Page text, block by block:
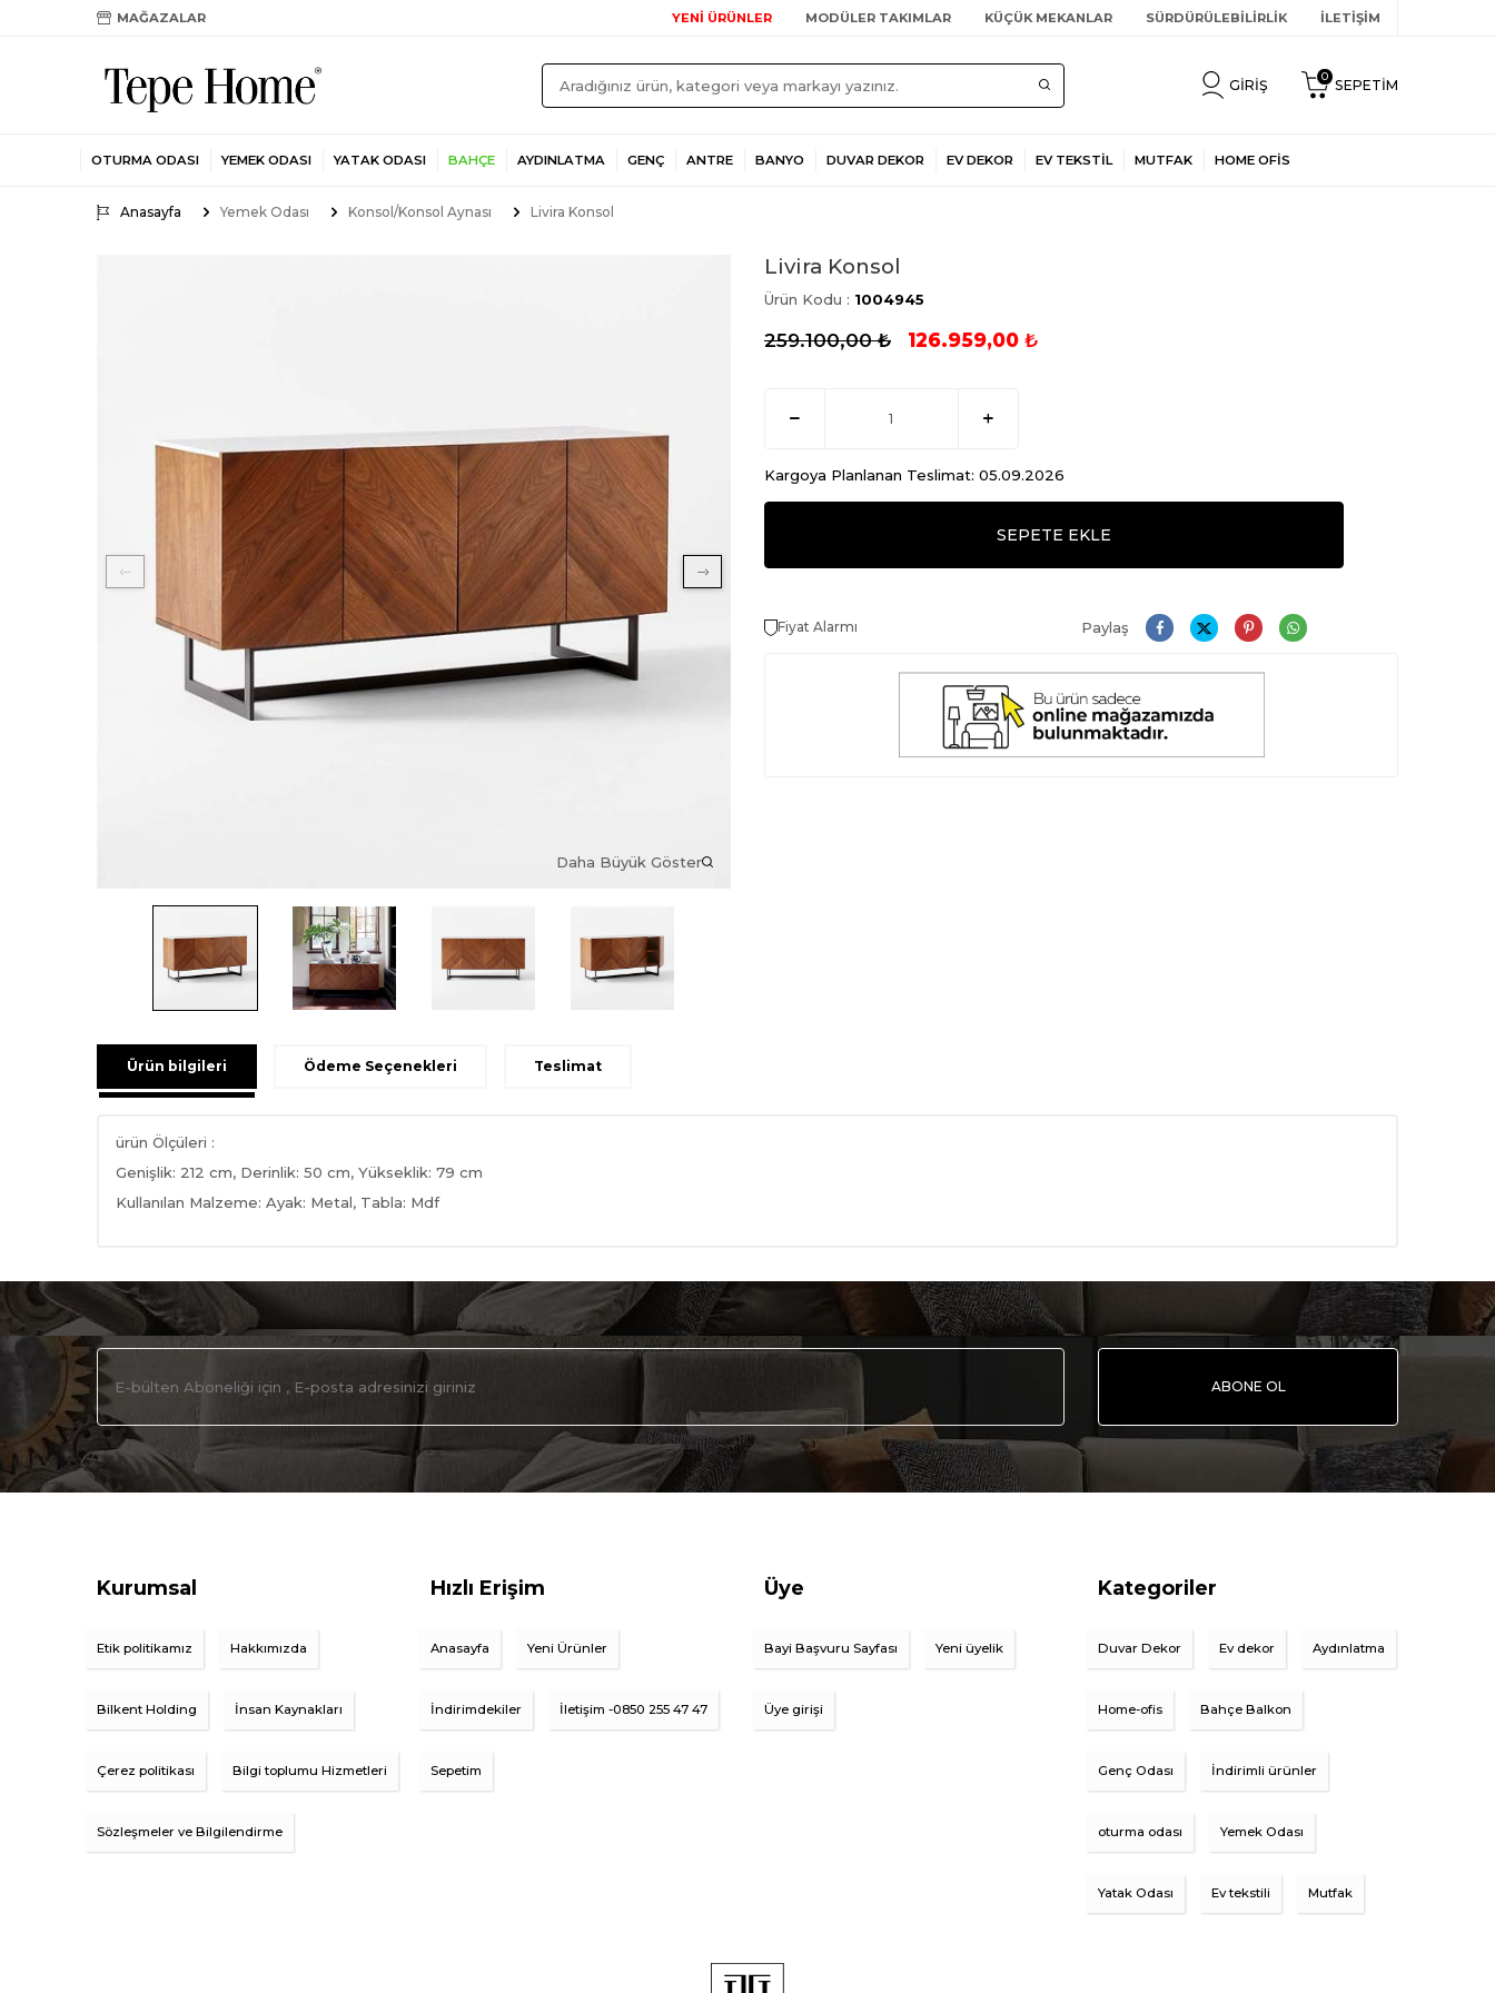
MAĞAZALAR YENİ ÜRÜNLER MODÜLER TAKIMLAR KÜÇÜK MEKANLAR SÜRDÜRÜLEBİLİRLİK İLETİŞİM
GIRIŞ 0 SEPETIM
OTURMA ODASI YEMEK ODASI YATAK ODASI BAHÇE AYDINLATMA GENÇ ANTRE BANYO DUVAR DEKOR EV DEKOR EV TEKSTİL MUTFAK HOME OFİS
Anasayfa Yemek Odası Konsol/Konsol Aynası Livira Konsol
Daha Büyük Göster
Livira Konsol
Ürün Kodu : 1004945
259.100,00₺ 126.959,00 ₺
Kargoya Planlanan Teslimat: 05.09.2026
SEPETE EKLE
Fiyat Alarmı Paylaş
Ürün bilgileri Ödeme Seçenekleri Teslimat
ürün Ölçüleri :
Genişlik: 212 cm, Derinlik: 50 cm, Yükseklik: 79 cm
Kullanılan Malzeme: Ayak: Metal, Tabla: Mdf
ABONE OL
Kurumsal
Etik politikamız Hakkımızda
Bilkent Holding İnsan Kaynakları
Çerez politikası Bilgi toplumu Hizmetleri
Sözleşmeler ve Bilgilendirme
Hızlı Erişim
Anasayfa Yeni Ürünler
İndirimdekiler İletişim -0850 255 47 47
Sepetim
Üye
Bayi Başvuru Sayfası Yeni üyelik
Üye girişi
Kategoriler
Duvar Dekor Ev dekor Aydınlatma
Home-ofis Bahçe Balkon
Genç Odası İndirimli ürünler
oturma odası Yemek Odası
Yatak Odası Ev tekstili Mutfak